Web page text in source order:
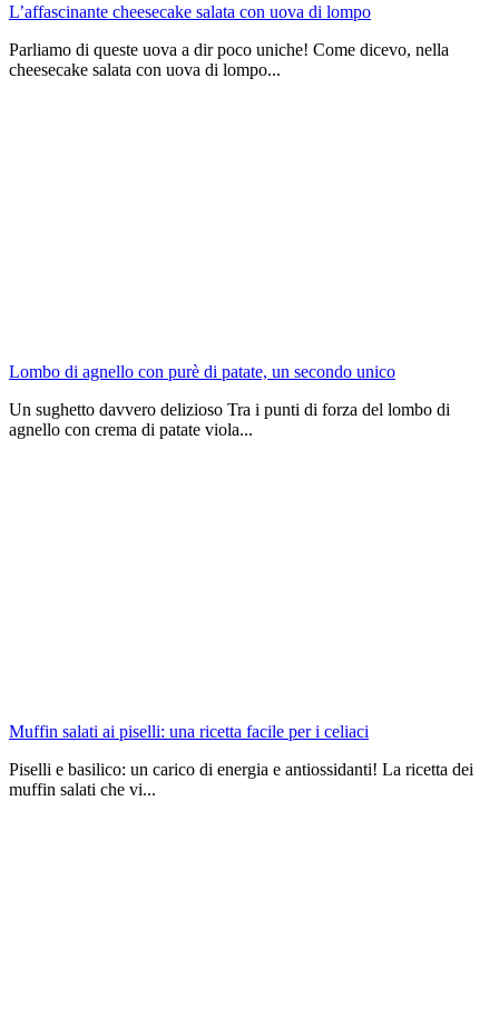
L’affascinante cheesecake salata con uova di lompo
Parliamo di queste uova a dir poco uniche! Come dicevo, nella
cheesecake salata con uova di lompo...
Lombo di agnello con purè di patate, un secondo unico
Un sughetto davvero delizioso Tra i punti di forza del lombo di
agnello con crema di patate viola...
Muffin salati ai piselli: una ricetta facile per i celiaci
Piselli e basilico: un carico di energia e antiossidanti! La ricetta dei
muffin salati che vi...